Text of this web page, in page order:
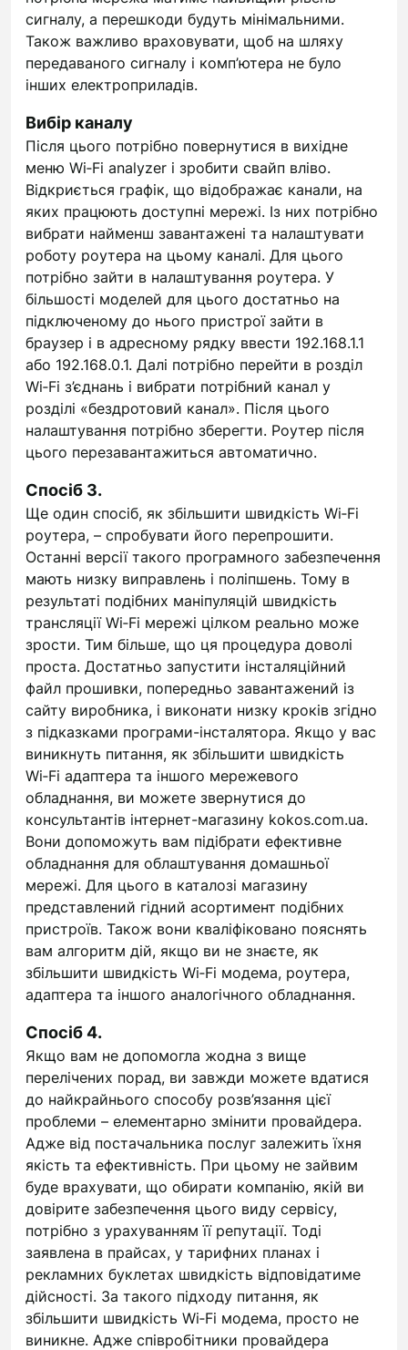
сигналу, а перешкоди будуть мінімальними.
Також важливо враховувати, щоб на шляху
передаваного сигналу і комп’ютера не було
інших електроприладів.
Вибір каналу
Після цього потрібно повернутися в вихідне
меню Wi‑Fi analyzer і зробити свайп вліво.
Відкриється графік, що відображає канали, на
яких працюють доступні мережі. Із них потрібно
вибрати найменш завантажені та налаштувати
роботу роутера на цьому каналі. Для цього
потрібно зайти в налаштування роутера. У
більшості моделей для цього достатньо на
підключеному до нього пристрої зайти в
браузер і в адресному рядку ввести 192.168.1.1
або 192.168.0.1. Далі потрібно перейти в розділ
Wi‑Fi з’єднань і вибрати потрібний канал у
розділі «бездротовий канал». Після цього
налаштування потрібно зберегти. Роутер після
цього перезавантажиться автоматично.
Спосіб 3.
Ще один спосіб, як збільшити швидкість Wi‑Fi
роутера, – спробувати його перепрошити.
Останні версії такого програмного забезпечення
мають низку виправлень і поліпшень. Тому в
результаті подібних маніпуляцій швидкість
трансляції Wi‑Fi мережі цілком реально може
зрости. Тим більше, що ця процедура доволі
проста. Достатньо запустити інсталяційний
файл прошивки, попередньо завантажений із
сайту виробника, і виконати низку кроків згідно
з підказками програми-інсталятора. Якщо у вас
виникнуть питання, як збільшити швидкість
Wi‑Fi адаптера та іншого мережевого
обладнання, ви можете звернутися до
консультантів інтернет-магазину kokos.com.ua.
Вони допоможуть вам підібрати ефективне
обладнання для облаштування домашньої
мережі. Для цього в каталозі магазину
представлений гідний асортимент подібних
пристроїв. Також вони кваліфіковано пояснять
вам алгоритм дій, якщо ви не знаєте, як
збільшити швидкість Wi‑Fi модема, роутера,
адаптера та іншого аналогічного обладнання.
Спосіб 4.
Якщо вам не допомогла жодна з вище
перелічених порад, ви завжди можете вдатися
до найкрайнього способу розв’язання цієї
проблеми – елементарно змінити провайдера.
Адже від постачальника послуг залежить їхня
якість та ефективність. При цьому не зайвим
буде врахувати, що обирати компанію, якій ви
довірите забезпечення цього виду сервісу,
потрібно з урахуванням її репутації. Тоді
заявлена в прайсах, у тарифних планах і
рекламних буклетах швидкість відповідатиме
дійсності. За такого підходу питання, як
збільшити швидкість Wi‑Fi модема, просто не
виникне. Адже співробітники провайдера